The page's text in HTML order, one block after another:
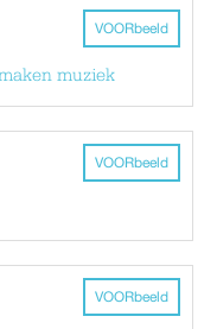
VOORbeeld
muziek
VOORbeeld
VOORbeeld